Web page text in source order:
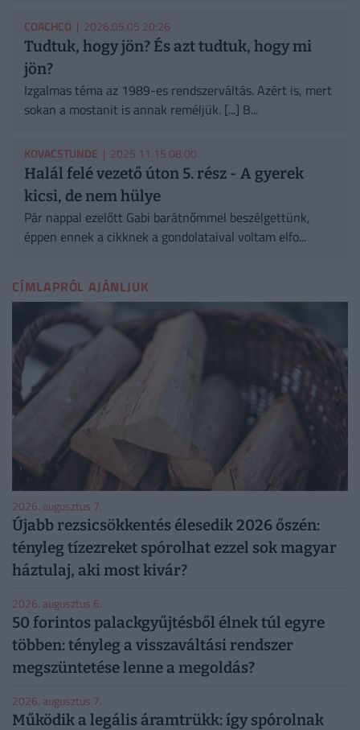
COACHCO | 2026.05.05 20:26
Tudtuk, hogy jön? És azt tudtuk, hogy mi
jön?
Izgalmas téma az 1989-es rendszerváltás. Azért is, mert
sokan a mostanit is annak reméljük. [...] B...
KOVACSTUNDE | 2025.11.15 08:00
Halál felé vezető úton 5. rész - A gyerek
kicsi, de nem hülye
Pár nappal ezelőtt Gabi barátnőmmel beszélgettünk,
éppen ennek a cikknek a gondolataival voltam elfo...
CÍMLAPRÓL AJÁNLJUK
2026. augusztus 7.
Újabb rezsicsökkentés élesedik 2026 őszén:
tényleg tízezreket spórolhat ezzel sok magyar
háztulaj, aki most kivár?
2026. augusztus 6.
50 forintos palackgyűjtésből élnek túl egyre
többen: tényleg a visszaváltási rendszer
megszüntetése lenne a megoldás?
2026. augusztus 7.
Működik a legális áramtrükk: így spórolnak